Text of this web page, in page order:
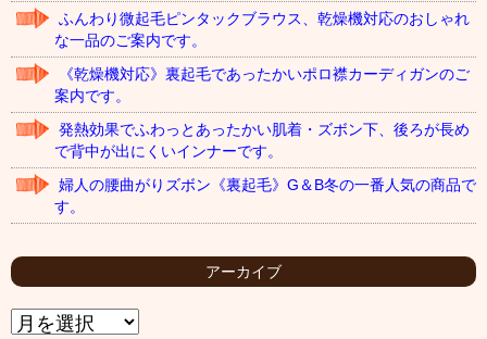
ふんわり微起毛ピンタックブラウス、乾燥機対応のおしゃれ
な一品のご案内です。
《乾燥機対応》裏起毛であったかいポロ襟カーディガンのご
案内です。
発熱効果でふわっとあったかい肌着・ズボン下、後ろが長め
で背中が出にくいインナーです。
婦人の腰曲がりズボン《裏起毛》G＆B冬の一番人気の商品で
す。
アーカイブ
ア